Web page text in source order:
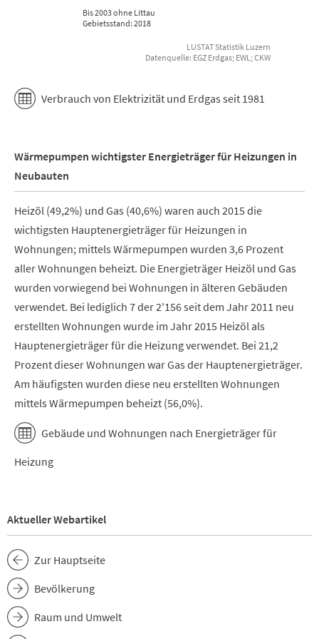
Bis 2003 ohne Littau
Gebietsstand: 2018
LUSTAT Statistik Luzern
Datenquelle: EGZ Erdgas; EWL; CKW
Verbrauch von Elektrizität und Erdgas seit 1981
Wärmepumpen wichtigster Energieträger für Heizungen in
Neubauten
Heizöl (49,2%) und Gas (40,6%) waren auch 2015 die
wichtigsten Hauptenergieträger für Heizungen in
Wohnungen; mittels Wärmepumpen wurden 3,6 Prozent
aller Wohnungen beheizt. Die Energieträger Heizöl und Gas
wurden vorwiegend bei Wohnungen in älteren Gebäuden
verwendet. Bei lediglich 7 der 2'156 seit dem Jahr 2011 neu
erstellten Wohnungen wurde im Jahr 2015 Heizöl als
Hauptenergieträger für die Heizung verwendet. Bei 21,2
Prozent dieser Wohnungen war Gas der Hauptenergieträger.
Am häufigsten wurden diese neu erstellten Wohnungen
mittels Wärmepumpen beheizt (56,0%).
Gebäude und Wohnungen nach Energieträger für
Heizung
Aktueller Webartikel
Zur Hauptseite
Bevölkerung
Raum und Umwelt